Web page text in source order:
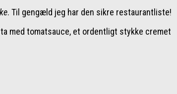
. Til gengæld jeg har den sikre restaurantliste!
med tomatsauce, et ordentligt stykke cremet